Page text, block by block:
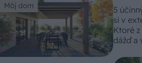
Môj dom
5
si v
Ktoré
dážď a